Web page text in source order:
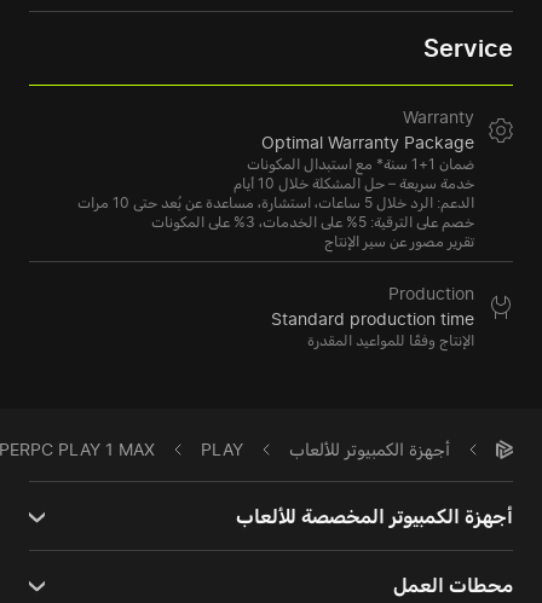
Service
Optimal Warranty Package
ضمان 1+1 سنة* مع استبدال المكونات
خدمة سريعة – حل المشكلة خلال 10 أيام
الدعم: الرد خلال 5 ساعات، استشارة، مساعدة عن بُعد حتى 10 مرات
خصم على الترقية: 5% على الخدمات، 3% على المكونات
تقرير مصور عن سير الإنتاج
Standard production time
الإنتاج وفقًا للمواعيد المقدرة
أجهزة الكمبيوتر للألعاب PLAY
PLAY 1 MAX
أجهزة الكمبيوتر المخصصة للألعاب
محطات العمل